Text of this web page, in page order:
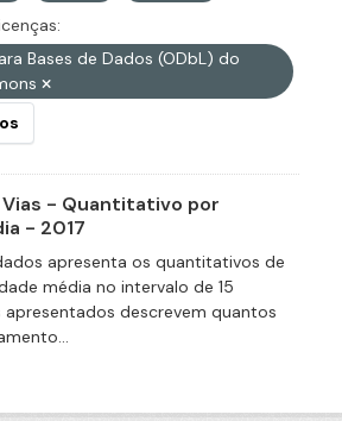
Bases de Dados (ODbL) do
- Quantitativo por
- 2017
apresenta os quantitativos de
média no intervalo de 15
descrevem quantos